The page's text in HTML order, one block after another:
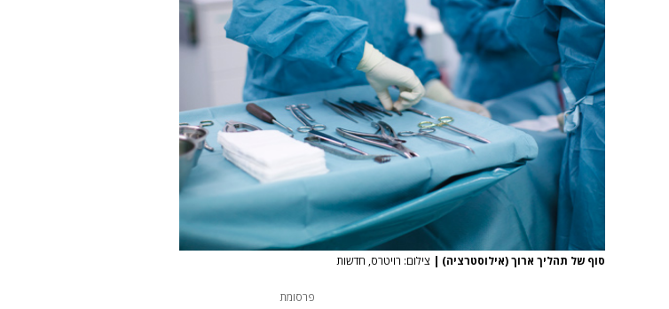
סוף של תהליך ארוך (אילוסטרציה) | צילום: רויטרס, חדשות
פרסומת